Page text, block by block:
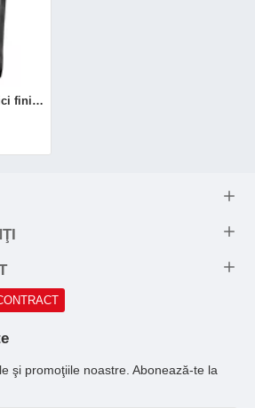
Fulgi de ovaz ecologici fini fara gluten (250 grame), Niavis
şi promoţiile noastre. Abonează-te la